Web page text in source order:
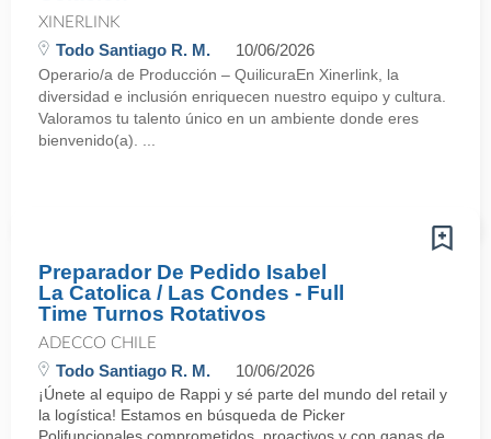
XINERLINK
Todo Santiago R. M. 10/06/2026
Operario/a de Producción – QuilicuraEn Xinerlink, la
diversidad e inclusión enriquecen nuestro equipo y cultura.
Valoramos tu talento único en un ambiente donde eres
bienvenido(a). ...
Preparador De Pedido Isabel
La Catolica / Las Condes - Full
Time Turnos Rotativos
ADECCO CHILE
Todo Santiago R. M. 10/06/2026
¡Únete al equipo de Rappi y sé parte del mundo del retail y
la logística! Estamos en búsqueda de Picker